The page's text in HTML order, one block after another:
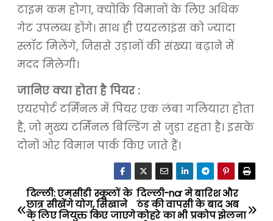
टाइम कम होगा, क्योंकि विमानों के लिए अधिक
गेट उपलब्ध होंगे। साथ ही एयरलाइंस को ज्यादा
स्लॉट मिलेंगे, जिससे उड़ानों की संख्या बढ़ाने में
मदद मिलेगी।
जानिए क्या होता है पियर :
एयरपोर्ट टर्मिनल में पियर एक लंबा गलियारा होता
है, जो मुख्य टर्मिनल बिल्डिंग से जुड़ा रहता है। इसके
दोनों ओर विमान पार्क किए जाते हैं।
P
दिल्ली-ncr मे बारिश और
ठंड की वापसी के बाद अब
कोहरे का भी प्रकोप झेलना
दिल्ली: एमसीडी स्कूलों के
छात्र सीखेंगे योग, सिखाने
के लिए नियुक्त किए जाएगे